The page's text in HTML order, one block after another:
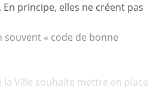
principe, elles ne créent pas
« code de bonne
Ville souhaite mettre en place